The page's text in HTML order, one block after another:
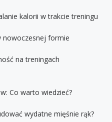
kalorii w trakcie treningu
nowoczesnej formie
na treningach
Co warto wiedzieć?
wydatne mięśnie rąk?